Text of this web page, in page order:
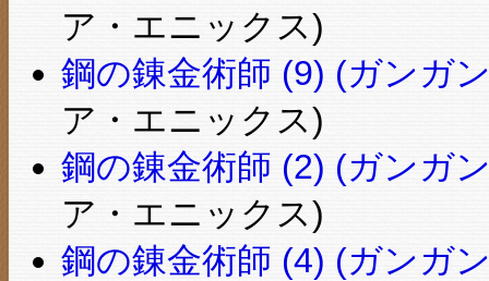
ア・エニックス)
鋼の錬金術師 (9) (ガンガ
ア・エニックス)
鋼の錬金術師 (2) (ガンガ
ア・エニックス)
鋼の錬金術師 (4) (ガンガ